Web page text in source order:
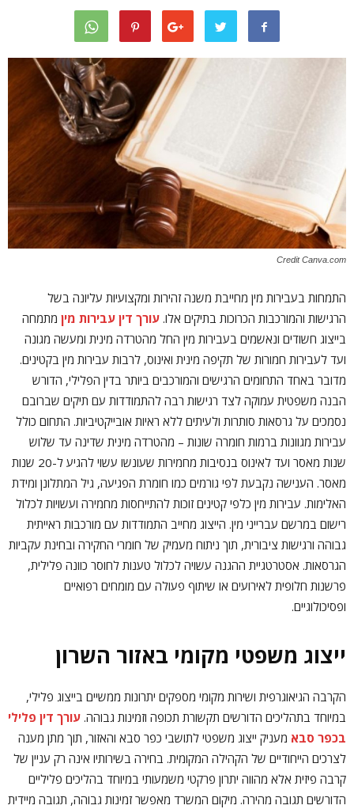
Credit Canva.com
התמחות בעבירות מין מחייבת משנה זהירות ומקצועיות עליונה בשל
הרגישות והמורכבות הכרוכות בתיקים אלו. עורך דין עבירות מין מתמחה
בייצוג חשודים ונאשמים בעבירות מין החל מהטרדה מינית ומעשה מגונה
ועד לעבירות חמורות של תקיפה מינית ואינוס, לרבות עבירות מין בקטינים.
מדובר באחד התחומים הרגישים והמורכבים ביותר בדין הפלילי, הדורש
הבנה משפטית עמוקה לצד רגישות רבה להתמודדות עם תיקים שברובם
נסמכים על גרסאות סותרות ולעיתים ללא ראיות אובייקטיביות. התחום כולל
עבירות מגוונות ברמות חומרה שונות – מהטרדה מינית שדינה עד שלוש
שנות מאסר ועד לאינוס בנסיבות מחמירות שעונשו עשוי להגיע ל-20 שנות
מאסר. הענישה נקבעת לפי גורמים כמו חומרת הפגיעה, גיל המתלונן ומידת
האלימות. עבירות מין כלפי קטינים זוכות להתייחסות מחמירה ועשויות לכלול
רישום במרשם עברייני מין. הייצוג מחייב התמודדות עם מורכבות ראייתית
גבוהה ורגישות ציבורית, תוך ניתוח מעמיק של חומרי החקירה ובחינת עקביות
הגרסאות. אסטרטגיית ההגנה עשויה לכלול טענות לחוסר כוונה פלילית,
פרשנות חלופית לאירועים או שיתוף פעולה עם מומחים רפואיים
ופסיכולוגיים.
ייצוג משפטי מקומי באזור השרון
הקרבה הגיאוגרפית ושירות מקומי מספקים יתרונות ממשיים בייצוג פלילי,
במיוחד בתהליכים הדורשים תקשורת תכופה וזמינות גבוהה. עורך דין פלילי
בכפר סבא מעניק ייצוג משפטי לתושבי כפר סבא והאזור, תוך מתן מענה
לצרכים הייחודיים של הקהילה המקומית. בחירה בשירותיו אינה רק עניין של
קרבה פיזית אלא מהווה יתרון פרקטי משמעותי במיוחד בהליכים פליליים
הדורשים תגובה מהירה. מיקום המשרד מאפשר זמינות גבוהה, תגובה מיידית